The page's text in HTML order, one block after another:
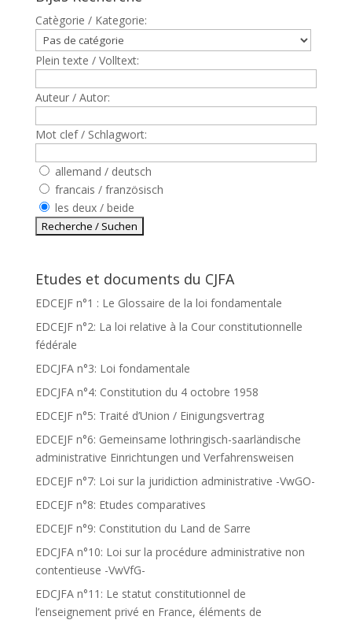
Catègorie / Kategorie:
Plein texte / Volltext:
Auteur / Autor:
Mot clef / Schlagwort:
allemand / deutsch
francais / französisch
les deux / beide
Etudes et documents du CJFA
EDCEJF n°1 : Le Glossaire de la loi fondamentale
EDCEJF n°2: La loi relative à la Cour constitutionnelle
fédérale
EDCJFA n°3: Loi fondamentale
EDCJFA n°4: Constitution du 4 octobre 1958
EDCEJF n°5: Traité d’Union / Einigungsvertrag
EDCEJF n°6: Gemeinsame lothringisch-saarländische
administrative Einrichtungen und Verfahrensweisen
EDCEJF n°7: Loi sur la juridiction administrative -VwGO-
EDCEJF n°8: Etudes comparatives
EDCEJF n°9: Constitution du Land de Sarre
EDCJFA n°10: Loi sur la procédure administrative non
contentieuse -VwVfG-
EDCJFA n°11: Le statut constitutionnel de
l’enseignement privé en France, éléments de